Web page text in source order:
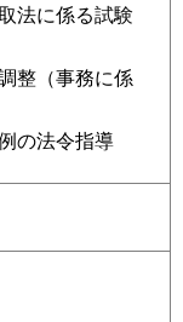
法に係る試験
整（事務に係
の法令指導